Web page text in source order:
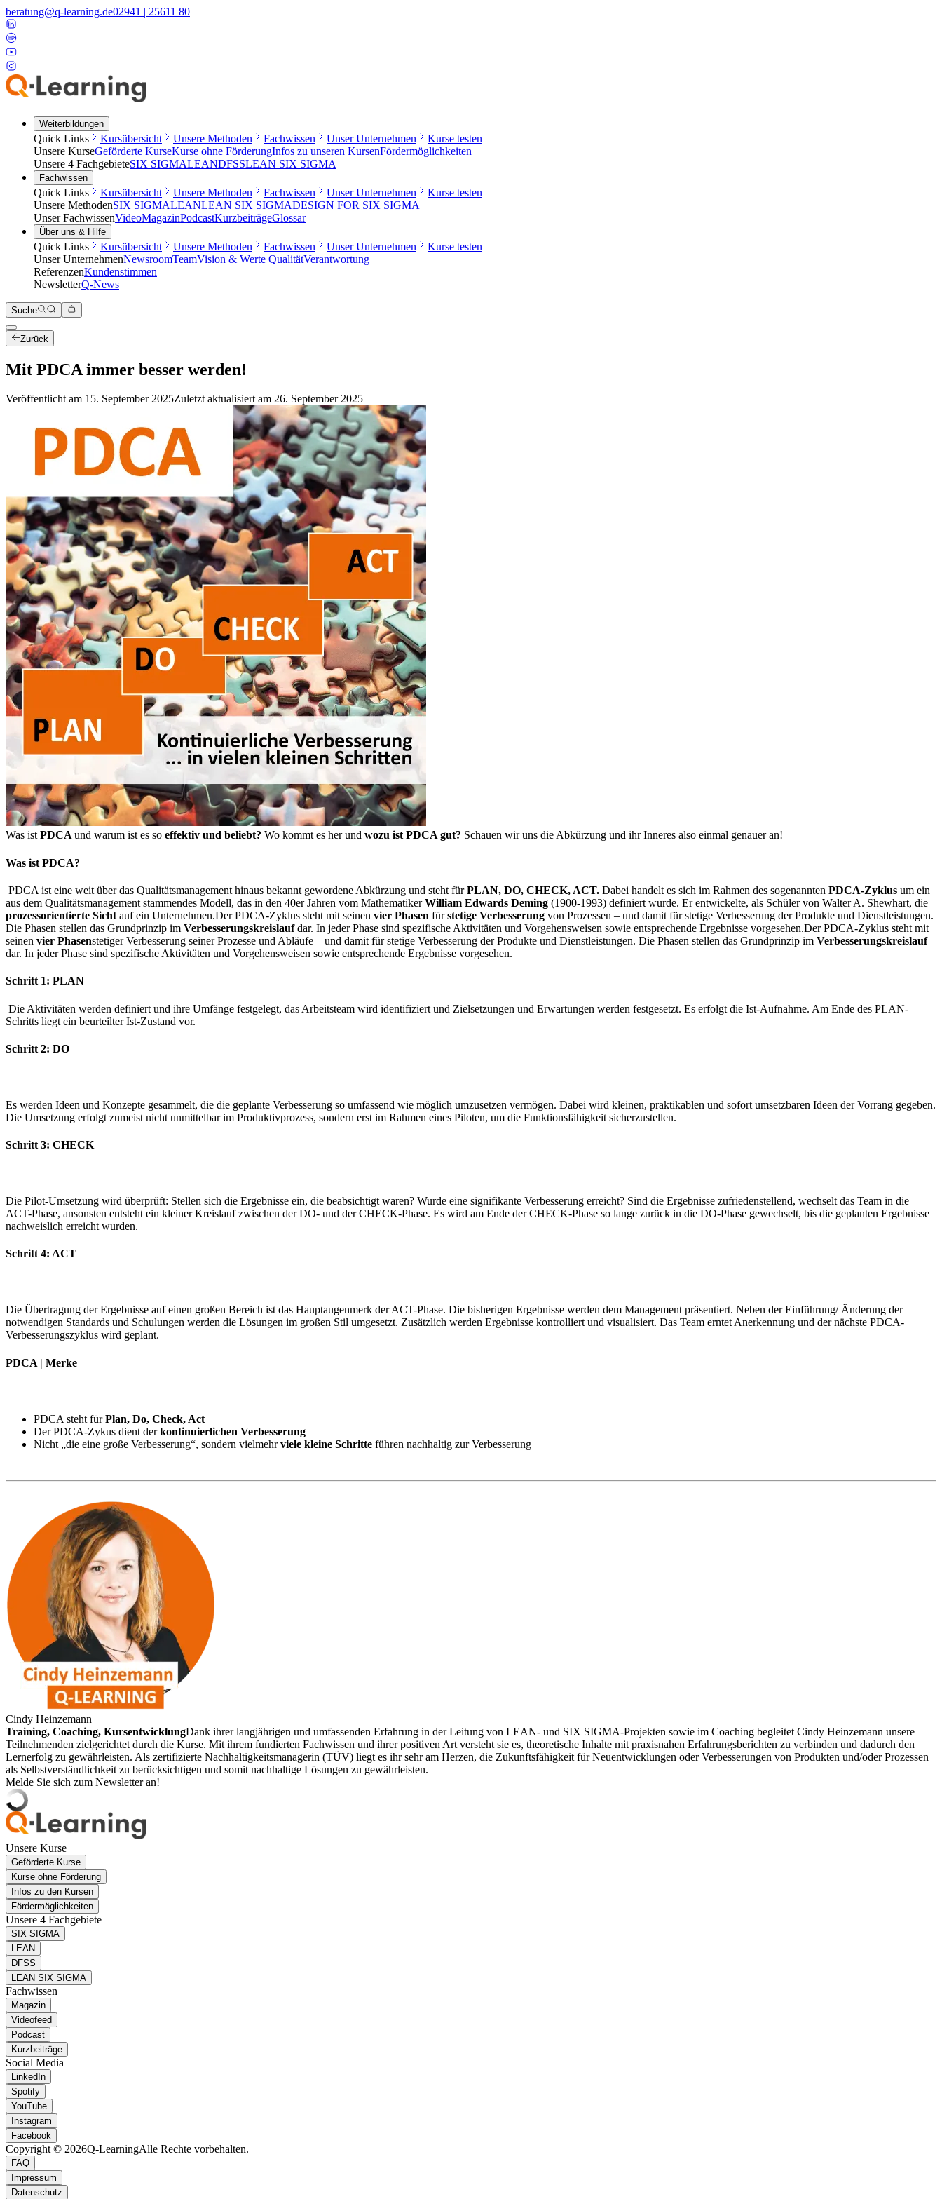
beratung@q-learning.de02941 | 25611 80
Weiterbildungen
Quick Links Kursübersicht Unsere Methoden Fachwissen Unser Unternehmen
Kurse testen
Unsere KurseGeförderte KurseKurse ohne FörderungInfos zu unseren KursenFördermöglichkeiten
Unsere 4 FachgebieteSIX SIGMALEANDFSSLEAN SIX SIGMA
Fachwissen
Quick Links Kursübersicht Unsere Methoden Fachwissen Unser Unternehmen
Kurse testen
Unsere MethodenSIX SIGMALEANLEAN SIX SIGMADESIGN FOR SIX SIGMA
Unser FachwissenVideoMagazinPodcastKurzbeiträgeGlossar
Über uns & Hilfe
Quick Links Kursübersicht Unsere Methoden Fachwissen Unser Unternehmen
Kurse testen
Unser UnternehmenNewsroomTeamVision & Werte QualitätVerantwortung
ReferenzenKundenstimmen
NewsletterQ-News
Suche
Zurück
Mit PDCA immer besser werden!
Veröffentlicht am 15. September 2025Zuletzt aktualisiert am 26. September 2025
Was istPDCAund warum ist es so effektiv und beliebt? Wo kommt es her und wozu ist PDCA gut? Schauen wir uns die Abkürzung und ihr Inneres also einmal genauer an!
Was ist PDCA?
PDCA ist eine weit über das Qualitätsmanagement hinaus bekannt gewordene Abkürzung und steht fürPLAN, DO, CHECK, ACT. Dabei handelt es sich im Rahmen des sogenannten PDCA-Zyklus um ein
aus dem Qualitätsmanagement stammendes Modell, das in den 40er Jahren vom MathematikerWilliam Edwards Deming (1900-1993) definiert wurde. Er entwickelte, als Schüler von Walter A. Shewhart, die
prozessorientierte Sicht auf ein Unternehmen.Der PDCA-Zyklus steht mit seinen vier Phasen fürstetige Verbesserung von Prozessen – und damit für stetige Verbesserung der Produkte und Dienstleistungen.
Die Phasen stellen das Grundprinzip im Verbesserungskreislaufdar. In jeder Phase sind spezifische Aktivitäten und Vorgehensweisen sowie entsprechende Ergebnisse vorgesehen.Der PDCA-Zyklus steht mit
seinen vier Phasenstetiger Verbesserung seiner Prozesse und Abläufe – und damit für stetige Verbesserung der Produkte und Dienstleistungen. Die Phasen stellen das Grundprinzip im Verbesserungskreislauf
dar. In jeder Phase sind spezifische Aktivitäten und Vorgehensweisen sowie entsprechende Ergebnisse vorgesehen.
Schritt 1: PLAN
Die Aktivitäten werden definiert und ihre Umfänge festgelegt, das Arbeitsteam wird identifiziert und Zielsetzungen und Erwartungen werden festgesetzt. Es erfolgt die Ist-Aufnahme. Am Ende des PLAN-
Schritts liegt ein beurteilter Ist-Zustand vor.
Schritt 2: DO
Es werden Ideen und Konzepte gesammelt, die die geplante Verbesserung so umfassend wie möglich umzusetzen vermögen. Dabei wird kleinen, praktikablen und sofort umsetzbaren Ideen der Vorrang gegeben.
Die Umsetzung erfolgt zumeist nicht unmittelbar im Produktivprozess, sondern erst im Rahmen eines Piloten, um die Funktionsfähigkeit sicherzustellen.
Schritt 3: CHECK
Die Pilot-Umsetzung wird überprüft: Stellen sich die Ergebnisse ein, die beabsichtigt waren? Wurde eine signifikante Verbesserung erreicht? Sind die Ergebnisse zufriedenstellend, wechselt das Team in die
ACT-Phase, ansonsten entsteht ein kleiner Kreislauf zwischen der DO- und der CHECK-Phase. Es wird am Ende der CHECK-Phase so lange zurück in die DO-Phase gewechselt, bis die geplanten Ergebnisse
nachweislich erreicht wurden.
Schritt 4: ACT
Die Übertragung der Ergebnisse auf einen großen Bereich ist das Hauptaugenmerk der ACT-Phase. Die bisherigen Ergebnisse werden dem Management präsentiert. Neben der Einführung/ Änderung der
notwendigen Standards und Schulungen werden die Lösungen im großen Stil umgesetzt. Zusätzlich werden Ergebnisse kontrolliert und visualisiert. Das Team erntet Anerkennung und der nächste PDCA-
Verbesserungszyklus wird geplant.
PDCA | Merke
PDCA steht fürPlan, Do, Check, Act
Der PDCA-Zykus dient derkontinuierlichen Verbesserung
Nicht „die eine große Verbesserung“, sondern vielmehrviele kleine Schritte führen nachhaltig zur Verbesserung
Cindy Heinzemann
Training, Coaching, KursentwicklungDank ihrer langjährigen und umfassenden Erfahrung in der Leitung von LEAN- und SIX SIGMA-Projekten sowie im Coaching begleitet Cindy Heinzemann unsere
Teilnehmenden zielgerichtet durch die Kurse. Mit ihrem fundierten Fachwissen und ihrer positiven Art versteht sie es, theoretische Inhalte mit praxisnahen Erfahrungsberichten zu verbinden und dadurch den
Lernerfolg zu gewährleisten. Als zertifizierte Nachhaltigkeitsmanagerin (TÜV) liegt es ihr sehr am Herzen, die Zukunftsfähigkeit für Neuentwicklungen oder Verbesserungen von Produkten und/oder Prozessen
als Selbstverständlichkeit zu berücksichtigen und somit nachhaltige Lösungen zu gewährleisten.
Melde Sie sich zum Newsletter an!
Unsere Kurse
Geförderte Kurse
Kurse ohne Förderung
Infos zu den Kursen
Fördermöglichkeiten
Unsere 4 Fachgebiete
SIX SIGMA
LEAN
DFSS
LEAN SIX SIGMA
Fachwissen
Magazin
Videofeed
Podcast
Kurzbeiträge
Social Media
LinkedIn
Spotify
YouTube
Instagram
Facebook
Copyright © 2026Q-LearningAlle Rechte vorbehalten.
FAQ
Impressum
Datenschutz